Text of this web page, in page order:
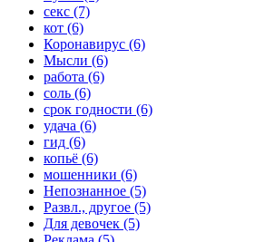
секс (7)
кот (6)
Коронавирус (6)
Мысли (6)
работа (6)
соль (6)
срок годности (6)
удача (6)
гид (6)
копьё (6)
мошенники (6)
Непознанное (5)
Развл., другое (5)
Для девочек (5)